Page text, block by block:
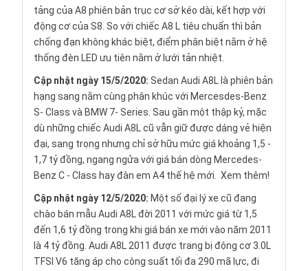
tảng của A8 phiên bản trục cơ sở kéo dài, kết hợp với
động cơ của S8. So với chiếc A8 L tiêu chuẩn thì bản
chống đạn không khác biệt, điểm phân biệt nằm ở hệ
thống đèn LED ưu tiên nằm ở lưới tản nhiệt.
Cập nhật ngày 15/5/2020: Sedan Audi A8L là phiên bản
hạng sang nằm cùng phân khúc với Mercesdes-Benz
S- Class và BMW 7- Series. Sau gần một thập kỷ, mặc
dù những chiếc Audi A8L cũ vẫn giữ được dáng vẻ hiện
đại, sang trọng nhưng chỉ sở hữu mức giá khoảng 1,5 -
1,7 tỷ đồng, ngang ngửa với giá bán dòng Mercedes-
Benz C - Class hay đàn em A4 thế hệ mới. Xem thêm!
Cập nhật ngày 12/5/2020: Một số đại lý xe cũ đang
chào bán mẫu Audi A8L đời 2011 với mức giá từ 1,5
đến 1,6 tỷ đồng trong khi giá bán xe mới vào năm 2011
là 4 tỷ đồng. Audi A8L 2011 được trang bị động cơ 3.0L
TFSI V6 tăng áp cho công suất tối đa 290 mã lực, đi